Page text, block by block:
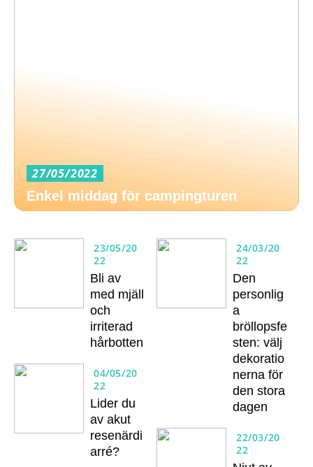
27/05/2022
Enkel middag för campingturen
23/05/20
22
Bli av
med mjäll
och
irriterad
hårbotten
04/05/20
22
Lider du
av akut
resenärdi
arré?
24/03/20
22
Den
personlig
a
bröllopsfe
sten: välj
dekoratio
nerna för
den stora
dagen
22/03/20
22